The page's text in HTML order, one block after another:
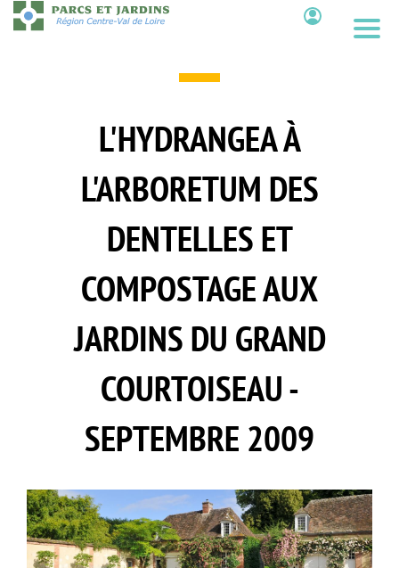
Aller
au
L'HYDRANGEA À
L'ARBORETUM DES
DENTELLES ET
COMPOSTAGE AUX
JARDINS DU GRAND
COURTOISEAU -
SEPTEMBRE 2009